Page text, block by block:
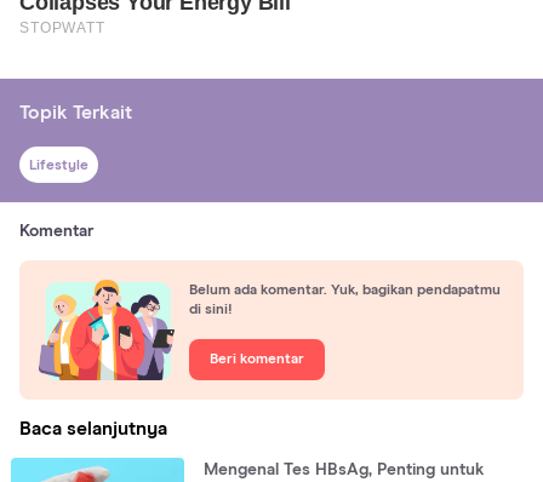
Topik Terkait
Lifestyle
Komentar
Belum ada komentar. Yuk, bagikan pendapatmu
di sini!
Beri komentar
Baca selanjutnya
Mengenal Tes HBsAg, Penting untuk